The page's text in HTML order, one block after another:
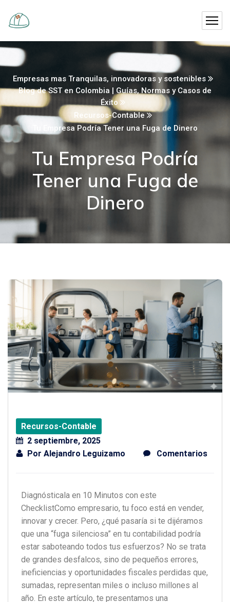
Empresas mas Tranquilas, innovadoras y sostenibles
Blog de SST en Colombia | Guías, Normas y Casos de
Éxito
Recursos-Contable
Tu Empresa Podría Tener una Fuga de Dinero
Tu Empresa Podría
Tener una Fuga de
Dinero
Recursos-Contable
2 septiembre, 2025
Por Alejandro Leguizamo Comentarios
Diagnósticala en 10 Minutos con este
ChecklistComo empresario, tu foco está en vender,
innovar y crecer. Pero, ¿qué pasaría si te dijéramos
que una “fuga silenciosa” en tu contabilidad podría
estar saboteando todos tus esfuerzos? No se trata
de grandes desfalcos, sino de pequeños errores,
ineficiencias y oportunidades fiscales perdidas que,
sumadas, representan miles o incluso millones al
año. En este artículo, te presentamos una